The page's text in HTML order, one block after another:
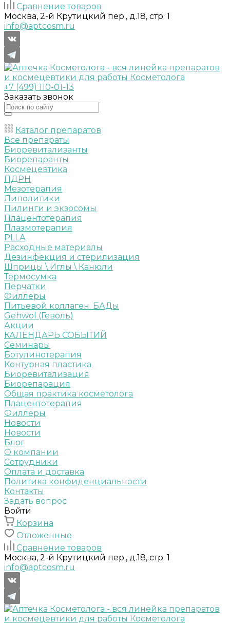
Сравнение товаров
Москва, 2-й Крутицкий пер., д.18, стр. 1
info@aptcosm.ru
+7 (499) 110-01-13
Заказать звонок
Каталог препаратов
Все препараты
Биоревитализанты
Биорепаранты
Космецевтика
ПДРН
Мезотерапия
Липолитики
Пилинги и экзосомы
Плацентотерапия
Плазмотерапия
PLLA
Расходные материалы
Дезинфекция и стерилизация
Шприцы \ Иглы \ Канюли
Термосумка
Перчатки
Филлеры
Питьевой коллаген. БАДы
Gehwol (Геволь)
Акции
КАЛЕНДАРЬ СОБЫТИЙ
Семинары
Ботулинотерапия
Контурная пластика
Биоревитализация
Биорепарация
Общая практика косметолога
Плацентотерапия
Филлеры
Новости
Новости
Блог
О компании
Сотрудники
Оплата и доставка
Политика конфиденциальности
Контакты
Задать вопрос
Войти
Корзина
Отложенные
Сравнение товаров
Москва, 2-й Крутицкий пер., д.18, стр. 1
info@aptcosm.ru